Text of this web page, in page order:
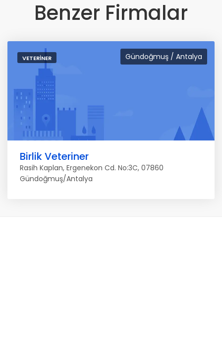
Benzer Firmalar
Gündoğmuş / Antalya
VETERINER
Birlik Veteriner
Rasih Kaplan, Ergenekon Cd. No:3C, 07860
Gündoğmuş/Antalya